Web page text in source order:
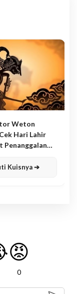
Weton
Hari Lahir
Penanggalan
Kuisnya ➔
😡
0